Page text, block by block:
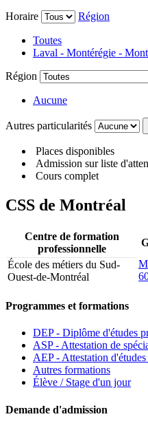
Horaire
Région
Toutes
Laval - Montérégie -
Région
Aucune
Autres particularités
Places disponibles
Admission sur liste
Cours complet
CSS de Montréal
Centre de formation
professionnelle
École des métiers du Sud-
Ouest-de-Montréal
Programmes et formations
DEP - Diplôme d'études
ASP - Attestation de
AEP - Attestation
Autres formations
Élève / Stage d'un jour
Demande d'admission